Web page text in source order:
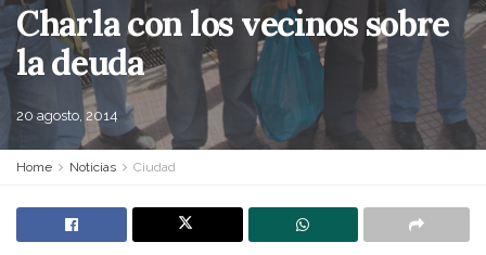
Charla con los vecinos sobre
la deuda
20 agosto, 2014
Home Noticias Ciudad